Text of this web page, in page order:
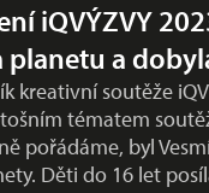
iQVÝZVY
a
kreativní soutěže
tématem
pořádáme, byl
Děti do 16 let